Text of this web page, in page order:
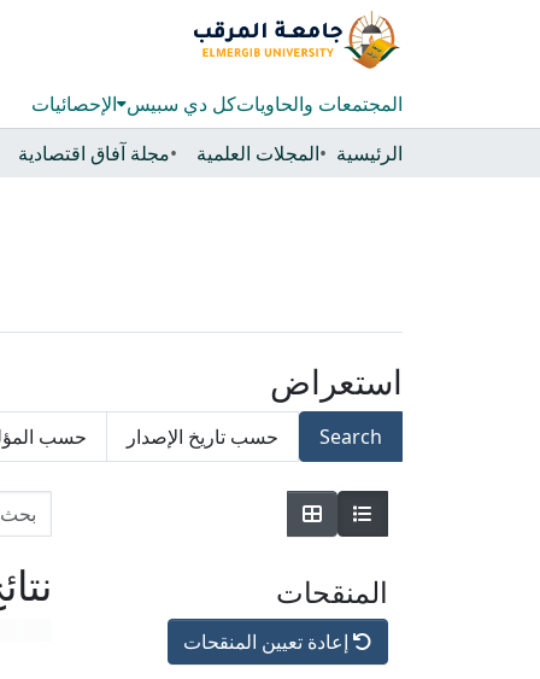
المجتمعات والحاوياتكل دي سبيس الإحصائيات
الرئيسية
المجلات العلمية مجلة آفاق اقتصادية
استعراض
Search حسب تاريخ الإصدار حسب
المنقحات
إعادة تعيين المنقحات